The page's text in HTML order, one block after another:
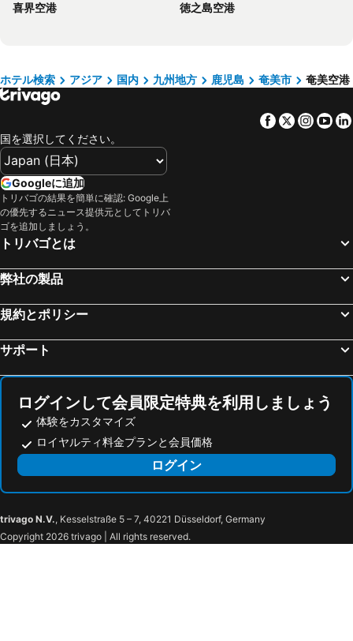
喜界空港
徳之島空港
ホテル検索 アジア 国内 九州地方 鹿児島 奄美市 奄美空港
Facebook
Twitter
国を選択してください。
Googleに追加
トリバゴの結果を簡単に確認: Google上
の優先するニュース提供元としてトリバ
ゴを追加しましょう。
トリバゴとは
弊社の製品
規約とポリシー
サポート
ログインして会員限定特典を利用しましょう
体験をカスタマイズ
ロイヤルティ料金プランと会員価格
ログイン
trivago N.V., Kesselstraße 5 – 7, 40221 Düsseldorf, Germany
Copyright 2026 trivago | All rights reserved.